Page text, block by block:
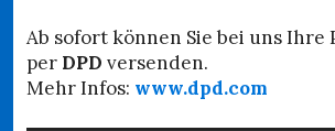
Ab sofort können Sie bei uns Ihre
per DPD versenden.
Mehr Infos: www.dpd.com